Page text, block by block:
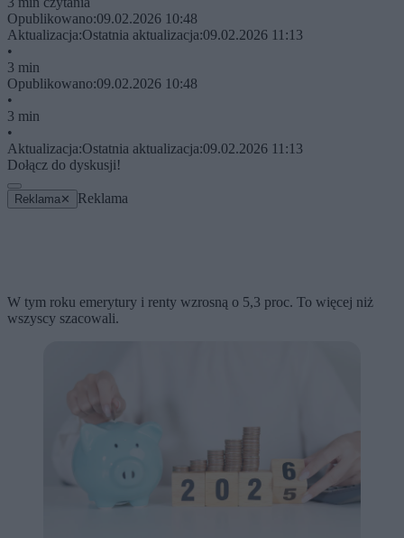
Opublikowano:09.02.2026 10:48
Aktualizacja:Ostatnia aktualizacja:09.02.2026 11:13
•
3 min
Opublikowano:09.02.2026 10:48
•
3 min
•
Aktualizacja:Ostatnia aktualizacja:09.02.2026 11:13
Dołącz do dyskusji!
Reklama ✕ Reklama
W tym roku emerytury i renty wzrosną o 5,3 proc. To więcej niż
wszyscy szacowali.